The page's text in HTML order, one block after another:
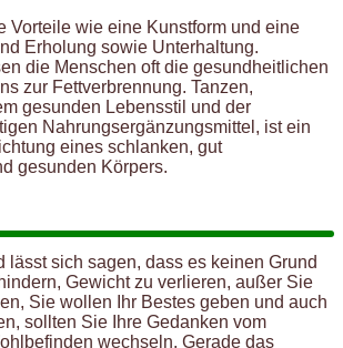
Vorteile wie eine Kunstform und eine
Erholung sowie Unterhaltung.
die Menschen oft die gesundheitlichen
zur Fettverbrennung. Tanzen,
gesunden Lebensstil und der
Nahrungsergänzungsmittel, ist ein
eines schlanken, gut
gesunden Körpers.
lässt sich sagen, dass es keinen Grund
Gewicht zu verlieren, außer Sie
Sie wollen Ihr Bestes geben und auch
sollten Sie Ihre Gedanken vom
wechseln. Gerade das